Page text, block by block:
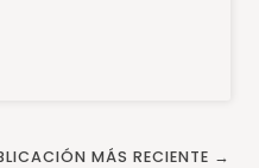
MÁS RECIENTE →